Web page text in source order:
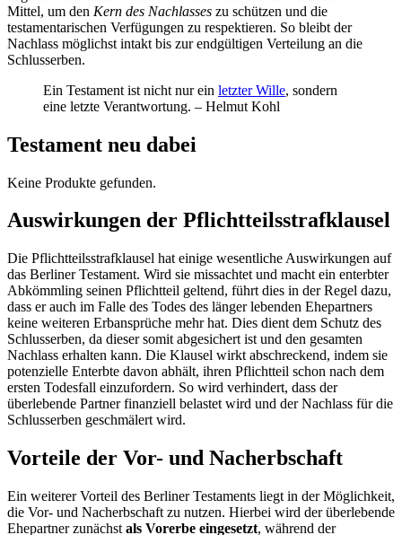
Mittel, um den Kern des Nachlasses zu schützen und die
testamentarischen Verfügungen zu respektieren. So bleibt der
Nachlass möglichst intakt bis zur endgültigen Verteilung an die
Schlusserben.
Ein Testament ist nicht nur ein letzter Wille, sondern
eine letzte Verantwortung. – Helmut Kohl
Testament neu dabei
Keine Produkte gefunden.
Auswirkungen der Pflichtteilsstrafklausel
Die Pflichtteilsstrafklausel hat einige wesentliche Auswirkungen auf
das Berliner Testament. Wird sie missachtet und macht ein enterbter
Abkömmling seinen Pflichtteil geltend, führt dies in der Regel dazu,
dass er auch im Falle des Todes des länger lebenden Ehepartners
keine weiteren Erbansprüche mehr hat. Dies dient dem Schutz des
Schlusserben, da dieser somit abgesichert ist und den gesamten
Nachlass erhalten kann. Die Klausel wirkt abschreckend, indem sie
potenzielle Enterbte davon abhält, ihren Pflichtteil schon nach dem
ersten Todesfall einzufordern. So wird verhindert, dass der
überlebende Partner finanziell belastet wird und der Nachlass für die
Schlusserben geschmälert wird.
Vorteile der Vor- und Nacherbschaft
Ein weiterer Vorteil des Berliner Testaments liegt in der Möglichkeit,
die Vor- und Nacherbschaft zu nutzen. Hierbei wird der überlebende
Ehepartner zunächst als Vorerbe eingesetzt, während der